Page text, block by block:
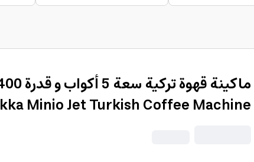
Minio Jet Turkish Coffee Machine